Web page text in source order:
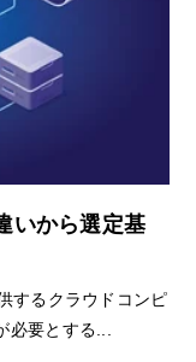
いから選定基
するクラウドコンピ
要とする...